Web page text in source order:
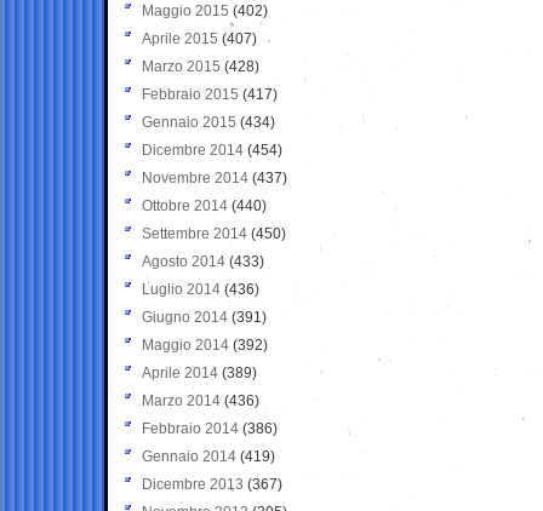
Maggio 2015 (402)
Aprile 2015 (407)
Marzo 2015 (428)
Febbraio 2015 (417)
Gennaio 2015 (434)
Dicembre 2014 (454)
Novembre 2014 (437)
Ottobre 2014 (440)
Settembre 2014 (450)
Agosto 2014 (433)
Luglio 2014 (436)
Giugno 2014 (391)
Maggio 2014 (392)
Aprile 2014 (389)
Marzo 2014 (436)
Febbraio 2014 (386)
Gennaio 2014 (419)
Dicembre 2013 (367)